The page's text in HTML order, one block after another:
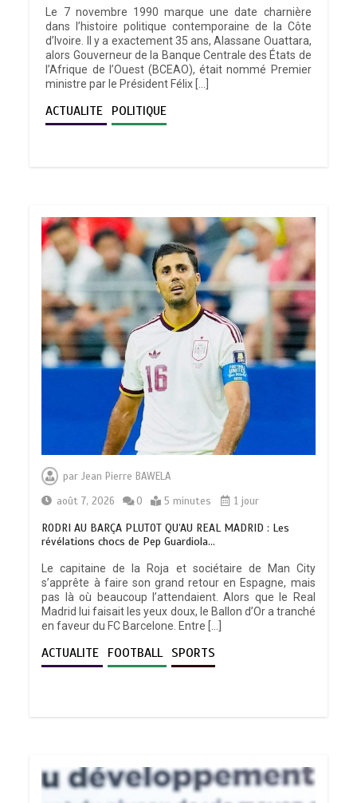
Le 7 novembre 1990 marque une date charnière
dans l’histoire politique contemporaine de la Côte
d’Ivoire. Il y a exactement 35 ans, Alassane Ouattara,
alors Gouverneur de la Banque Centrale des États de
l’Afrique de l’Ouest (BCEAO), était nommé Premier
ministre par le Président Félix […]
ACTUALITE POLITIQUE
parJean Pierre BAWELA
août 7, 2026
0 5 minutes 1 jour
RODRI AU BARÇA PLUTOT QU’AU REAL MADRID : Les
révélations chocs de Pep Guardiola…
Le capitaine de la Roja et sociétaire de Man City
s’apprête à faire son grand retour en Espagne, mais
pas là où beaucoup l’attendaient. Alors que le Real
Madrid lui faisait les yeux doux, le Ballon d’Or a tranché
en faveur du FC Barcelone. Entre […]
ACTUALITE FOOTBALL SPORTS